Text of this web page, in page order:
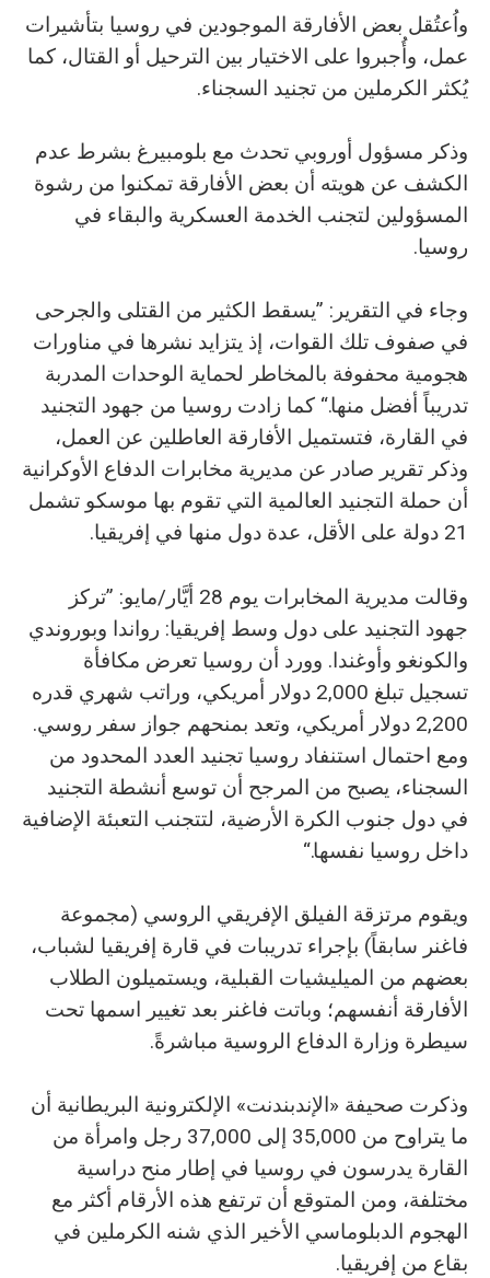
واُعتُقل بعض الأفارقة الموجودين في روسيا بتأشيرات
عمل، وأُجبروا على الاختيار بين الترحيل أو القتال، كما
يُكثر الكرملين من تجنيد السجناء.
وذكر مسؤول أوروبي تحدث مع بلومبيرغ بشرط عدم
الكشف عن هويته أن بعض الأفارقة تمكنوا من رشوة
المسؤولين لتجنب الخدمة العسكرية والبقاء في
روسيا.
وجاء في التقرير: ”يسقط الكثير من القتلى والجرحى
في صفوف تلك القوات، إذ يتزايد نشرها في مناورات
هجومية محفوفة بالمخاطر لحماية الوحدات المدربة
تدريباً أفضل منها.“ كما زادت روسيا من جهود التجنيد
في القارة، فتستميل الأفارقة العاطلين عن العمل،
وذكر تقرير صادر عن مديرية مخابرات الدفاع الأوكرانية
أن حملة التجنيد العالمية التي تقوم بها موسكو تشمل
21 دولة على الأقل، عدة دول منها في إفريقيا.
وقالت مديرية المخابرات يوم 28 أيَّار/مايو: ”تركز
جهود التجنيد على دول وسط إفريقيا: رواندا وبوروندي
والكونغو وأوغندا. وورد أن روسيا تعرض مكافأة
تسجيل تبلغ 2,000 دولار أمريكي، وراتب شهري قدره
2,200 دولار أمريكي، وتعد بمنحهم جواز سفر روسي.
ومع احتمال استنفاد روسيا تجنيد العدد المحدود من
السجناء، يصبح من المرجح أن توسع أنشطة التجنيد
في دول جنوب الكرة الأرضية، لتتجنب التعبئة الإضافية
داخل روسيا نفسها.“
ويقوم مرتزقة الفيلق الإفريقي الروسي (مجموعة
فاغنر سابقاً) بإجراء تدريبات في قارة إفريقيا لشباب،
بعضهم من الميليشيات القبلية، ويستميلون الطلاب
الأفارقة أنفسهم؛ وباتت فاغنر بعد تغيير اسمها تحت
سيطرة وزارة الدفاع الروسية مباشرةً.
وذكرت صحيفة «الإندبندنت» الإلكترونية البريطانية أن
ما يتراوح من 35,000 إلى 37,000 رجل وامرأة من
القارة يدرسون في روسيا في إطار منح دراسية
مختلفة، ومن المتوقع أن ترتفع هذه الأرقام أكثر مع
الهجوم الدبلوماسي الأخير الذي شنه الكرملين في
بقاع من إفريقيا.